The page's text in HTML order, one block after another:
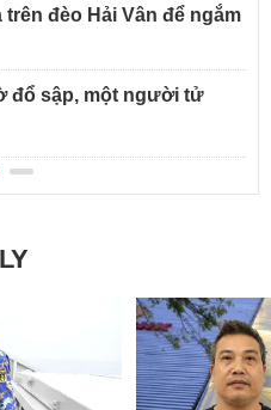
đèo Hải Vân để ngắm
đổ sập, một người tử